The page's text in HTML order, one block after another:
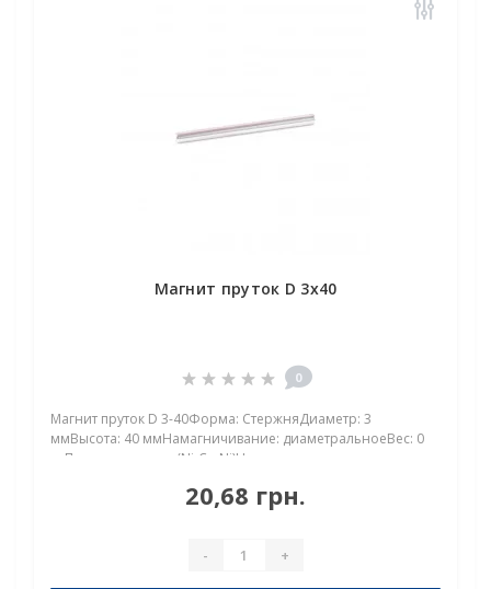
Магнит пруток D 3x40
0
Магнит пруток D 3-40Форма: СтержняДиаметр: 3
ммВысота: 40 ммНамагничивание: диаметральноеВес: 0
грПокрыт. никель.: (Ni-Cu-Ni)Намагничивание:
до 80°CНеодимовый магнит стержень 3х40 мм: т..
20,68 грн.
- +